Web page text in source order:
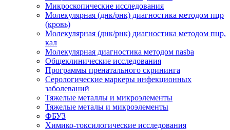
Микроскопические исследования
Молекулярная (днк/рнк) диагностика методом пцр
(кровь)
Молекулярная (днк/рнк) диагностика методом пцр,
кал
Молекулярная диагностика методом nasba
Общеклинические исследования
Программы пренатального скрининга
Серологические маркеры инфекционных
заболеваний
Тяжелые металлы и микроэлементы
Тяжелые металы и микроэлементы
ФБУЗ
Химико-токсилогические исследования